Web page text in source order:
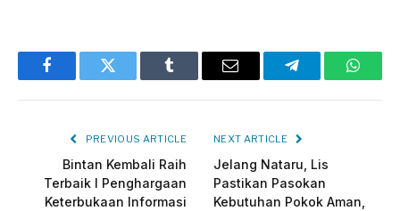
FacebookTwitter Tumblr Email Telegram
PREVIOUS ARTICLE
Bintan Kembali Raih
Terbaik I Penghargaan
Keterbukaan Informasi
NEXT ARTICLE
Jelang Nataru, Lis
Pastikan Pasokan
Kebutuhan Pokok Aman,